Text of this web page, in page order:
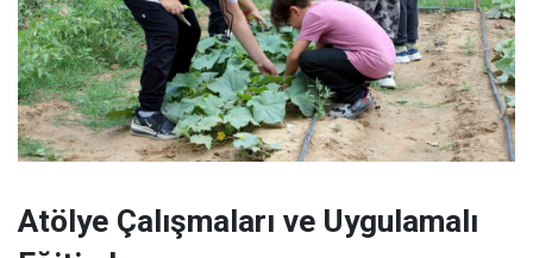
Atölye Çalışmaları ve Uygulamalı